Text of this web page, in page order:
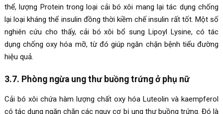
thể, lượng Protein trong loại cải bó xôi mang lại tác dụng chống
lại loại kháng thể insulin đồng thời kiềm chế insulin rất tốt. Một số
nghiên cứu cho thấy, cải bó xôi bổ sung Lipoyl Lysine, có tác
dụng chống oxy hóa mỡ, từ đó giúp ngăn chặn bệnh tiểu đường
hiệu quả.
3.7. Phòng ngừa ung thư buồng trứng ở phụ nữ
Cải bó xôi chứa hàm lượng chất oxy hóa Luteolin và kaempferol
có tác dụng ngăn chặn các nguy cơ bị ung thư buồng trứng. Đó là